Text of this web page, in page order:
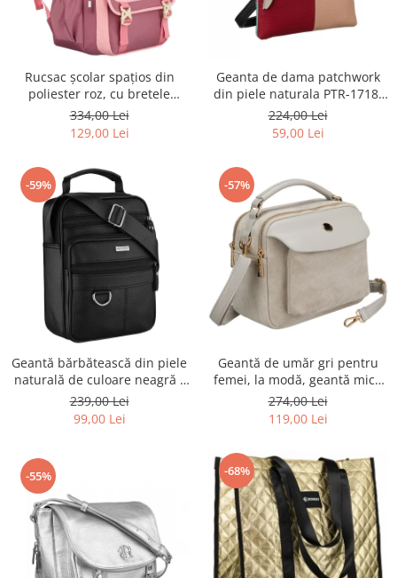
Rucsac școlar spațios din
poliester roz, cu bretele
reglabile - Peterson PTR-PTN
8610-1327 PINK
334,00 Lei
129,00 Lei
Geanta de dama patchwork
din piele naturala PTR-1718-
SKL-6922 MULTI
224,00 Lei
59,00 Lei
-59%
Geantă bărbătească din piele
naturală de culoare neagră -
Rovicky PTR-R-ST7-01-7571-
BLACK
239,00 Lei
99,00 Lei
-57%
Geantă de umăr gri pentru
femei, la modă, geantă mică
urbană cu fermoar, piele
ecologică - Peterson PTR-PTN
MX02-P-7700
274,00 Lei
119,00 Lei
-55% -68%